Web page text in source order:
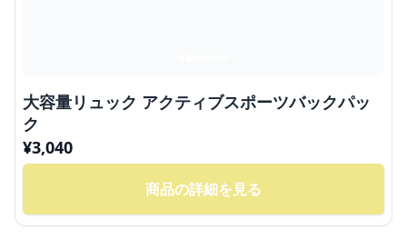
大容量リュック アクティブスポーツバックパッ
ク
¥3,040
商品の詳細を見る